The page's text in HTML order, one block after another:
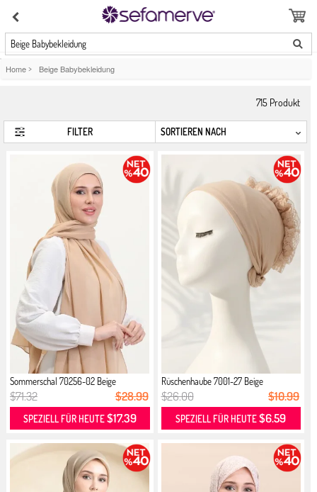
Beige Babybekleidung
Home > Beige Babybekleidung
715 Produkt
FILTER
Sommerschal 70256-02 Beige
$71.32 $28.99
SPEZIELL FÜR HEUTE$17.39
Rüschenhaube 7001-27 Beige
$26.00 $10.99
SPEZIELL FÜR HEUTE$6.59